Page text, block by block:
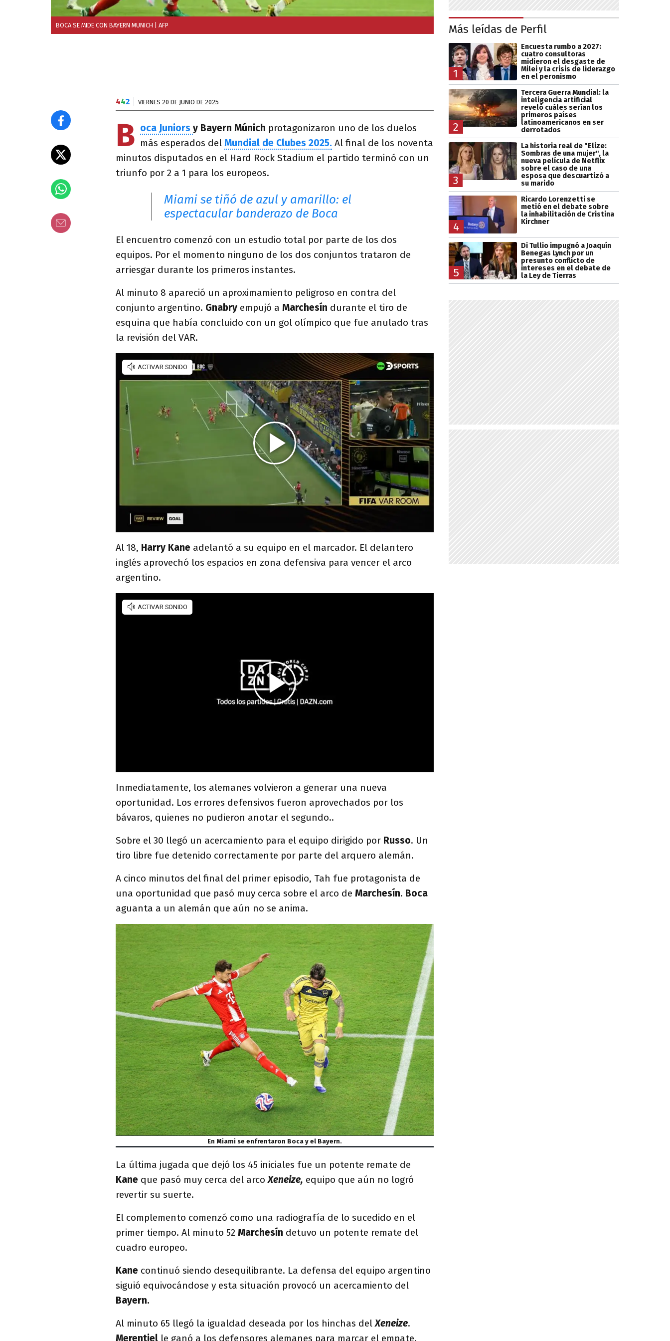
BOCA SE MIDE CON BAYERN MUNICH | AFP
442 VIERNES 20 DE JUNIO DE 2025
B oca Juniors y Bayern Múnich protagonizaron uno de los duelos
más esperados del Mundial de Clubes 2025. Al final de los noventa
minutos disputados en el Hard Rock Stadium el partido terminó con un
triunfo por 2 a 1 para los europeos.
Miami se tiñó de azul y amarillo: el
espectacular banderazo de Boca
El encuentro comenzó con un estudio total por parte de los dos
equipos. Por el momento ninguno de los dos conjuntos trataron de
arriesgar durante los primeros instantes.
Al minuto 8 apareció un aproximamiento peligroso en contra del
conjunto argentino. Gnabry empujó a Marchesín durante el tiro de
esquina que había concluido con un gol olímpico que fue anulado tras
la revisión del VAR.
Al 18, Harry Kane adelantó a su equipo en el marcador. El delantero
inglés aprovechó los espacios en zona defensiva para vencer el arco
argentino.
Inmediatamente, los alemanes volvieron a generar una nueva
oportunidad. Los errores defensivos fueron aprovechados por los
bávaros, quienes no pudieron anotar el segundo..
Sobre el 30 llegó un acercamiento para el equipo dirigido por Russo. Un
tiro libre fue detenido correctamente por parte del arquero alemán.
A cinco minutos del final del primer episodio, Tah fue protagonista de
una oportunidad que pasó muy cerca sobre el arco de Marchesín. Boca
aguanta a un alemán que aún no se anima.
En Miami se enfrentaron Boca y el Bayern.
La última jugada que dejó los 45 iniciales fue un potente remate de
Kane que pasó muy cerca del arcoXeneize, equipo que aún no logró
revertir su suerte.
El complemento comenzó como una radiografía de lo sucedido en el
primer tiempo. Al minuto 52 Marchesín detuvo un potente remate del
cuadro europeo.
Kane continuó siendo desequilibrante. La defensa del equipo argentino
siguió equivocándose y esta situación provocó un acercamiento del
Bayern.
Al minuto 65 llegó la igualdad deseada por los hinchas delXeneize.
Merentiel le ganó a los defensores alemanes para marcar el empate.
Más leídas de Perfil
1
Encuesta rumbo a 2027:
cuatro consultoras
midieron el desgaste de
Milei y la crisis de liderazgo
en el peronismo
2
Tercera Guerra Mundial: la
inteligencia artificial
reveló cuáles serían los
primeros países
latinoamericanos en ser
derrotados
3
La historia real de "Elize:
Sombras de una mujer", la
nueva película de Netflix
sobre el caso de una
esposa que descuartizó a
su marido
4
Ricardo Lorenzetti se
metió en el debate sobre
la inhabilitación de Cristina
Kirchner
5
Di Tullio impugnó a Joaquín
Benegas Lynch por un
presunto conflicto de
intereses en el debate de
la Ley de Tierras